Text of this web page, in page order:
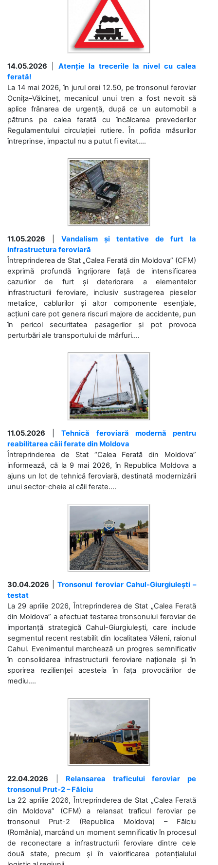
14.05.2026
Atenție la trecerile la nivel cu calea
ferată!
La 14 mai 2026, în jurul orei 12.50, pe tronsonul feroviar
Ocnița–Vălcineț, mecanicul unui tren a fost nevoit să
aplice frânarea de urgență, după ce un automobil a
pătruns pe calea ferată cu încălcarea prevederilor
Regulamentului circulației rutiere. În pofida măsurilor
întreprinse, impactul nu a putut fi evitat....
11.05.2026
Vandalism și tentative de furt la
infrastructura feroviară
Întreprinderea de Stat „Calea Ferată din Moldova” (CFM)
exprimă profundă îngrijorare față de intensificarea
cazurilor de furt și deteriorare a elementelor
infrastructurii feroviare, inclusiv sustragerea pieselor
metalice, cablurilor și altor componente esențiale,
acțiuni care pot genera riscuri majore de accidente, pun
în pericol securitatea pasagerilor și pot provoca
perturbări ale transportului de mărfuri....
11.05.2026 |Tehnică feroviară modernă pentru
reabilitarea căii ferate din Moldova
Întreprinderea de Stat “Calea Ferată din Moldova”
informează, că la 9 mai 2026, în Republica Moldova a
ajuns un lot de tehnică feroviară, destinată modernizării
unui sector-cheie al căii ferate....
30.04.2026 |Tronsonul feroviar Cahul-Giurgiulești –
testat
La 29 aprilie 2026, Întreprinderea de Stat „Calea Ferată
din Moldova” a efectuat testarea tronsonului feroviar de
importanță strategică Cahul-Giurgiulești, care include
segmentul recent restabilit din localitatea Văleni, raionul
Cahul. Evenimentul marchează un progres semnificativ
în consolidarea infrastructurii feroviare naționale și în
sporirea rezilienței acesteia în fața provocărilor de
mediu....
22.04.2026
Relansarea traficului feroviar pe
tronsonul Prut-2 – Fălciu
La 22 aprilie 2026, Întreprinderea de Stat „Calea Ferată
din Moldova” (CFM) a relansat traficul feroviar pe
tronsonul Prut-2 (Republica Moldova) – Fălciu
(România), marcând un moment semnificativ în procesul
de reconectare a infrastructurii feroviare dintre cele
două state, precum și în valorificarea potențialului